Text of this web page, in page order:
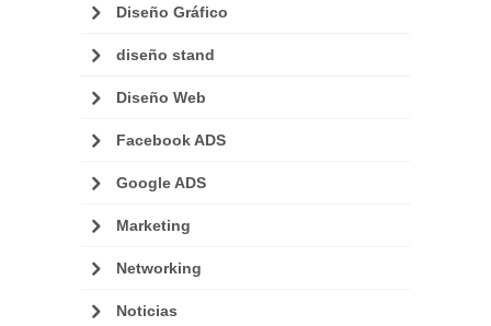
Diseño Gráfico
diseño stand
Diseño Web
Facebook ADS
Google ADS
Marketing
Networking
Noticias